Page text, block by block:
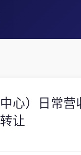
心）日常营
让